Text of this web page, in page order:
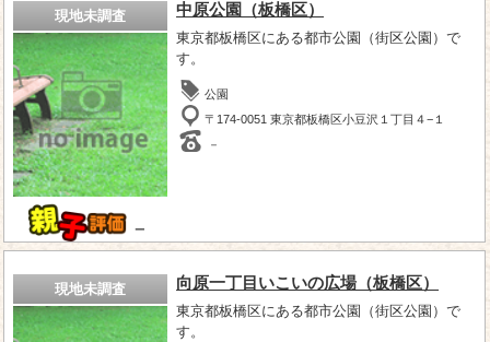
現地未調査
－
中原公園（板橋区）
東京都板橋区にある都市公園（街区公園）で
す。
公園
〒174-0051 東京都板橋区小豆沢１丁目４−１
－
現地未調査 向原一丁目いこいの広場（板橋区）
東京都板橋区にある都市公園（街区公園）で
す。